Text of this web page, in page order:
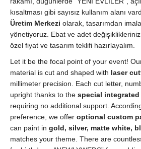
Parti
&
Organizasyon
Dekoru
-
Baskı
Merkezi
quantity
kısaltması gibi sayısız kullanım alanı
Üretim Merkezi olarak, tasarımdan
yönetiyoruz. Ebat ve adet
özel fiyat ve tasarım teklifi hazırlayalım.
Let it be the focal point of your event!
material is cut and shaped with laser
millimeter precision. Each cut letter,
upright thanks to the special
requiring no additional support.
preference, we offer optional custom
can paint in gold, silver, matte white,
matches your theme. There are